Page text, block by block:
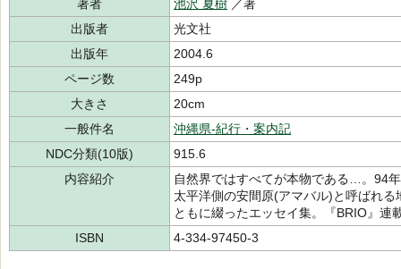
著者
池沢 夏樹 ／著
出版者
光文社
出版年
2004.6
ページ数
249p
大きさ
20cm
一般件名
沖縄県-紀行・案内記
NDC分類(10版)
915.6
内容紹介
自然界ではすべてが本物である…。94
太平洋側の安間原(アマバル)と呼ばれ
ともに綴ったエッセイ集。『BRIO』連
ISBN
4-334-97450-3